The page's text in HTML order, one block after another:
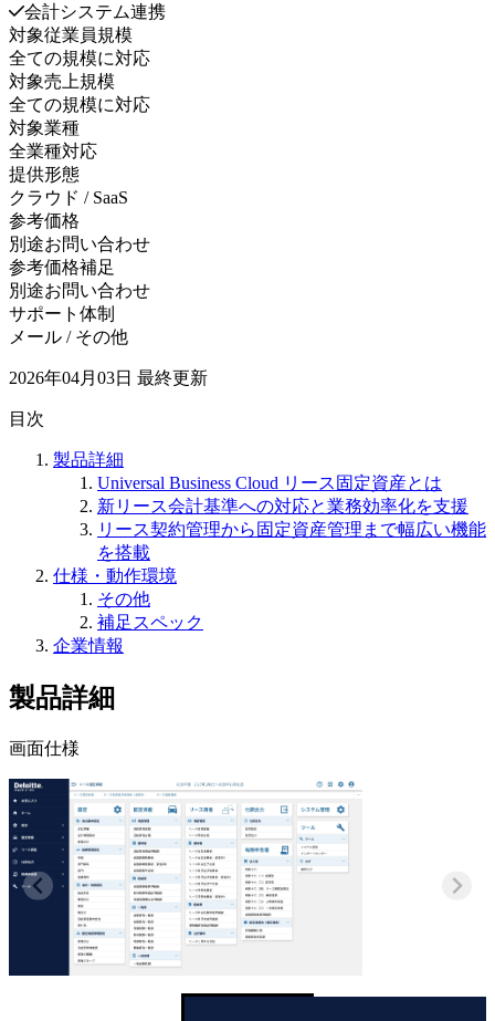
会計システム連携
対象従業員規模
全ての規模に対応
対象売上規模
全ての規模に対応
対象業種
全業種対応
提供形態
クラウド / SaaS
参考価格
別途お問い合わせ
参考価格補足
別途お問い合わせ
サポート体制
メール / その他
2026年04月03日 最終更新
目次
製品詳細
Universal Business Cloud リース固定資産とは
新リース会計基準への対応と業務効率化を支援
リース契約管理から固定資産管理まで幅広い機能
を搭載
仕様・動作環境
その他
補足スペック
企業情報
製品詳細
画面仕様